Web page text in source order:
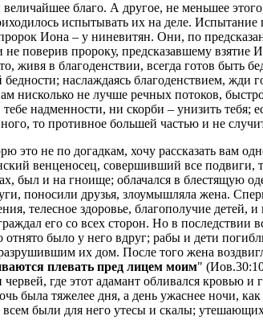
благо. А другое, не меньшее
испытывать их на деле.
Иона – у ниневитян. Они, по
поверив пророку, предсказавшему взятие
живя в благоденствии, всегда готов быть
наслаждаясь благоденствием, жди
нисколько не лучше речных потоков,
тебе надменности, ни скорби – унизить
то противное большей частью и не
это не по догадкам, хочу рассказать
венценосец, совершивший все
был и на гноище; облачался в блестящую
поносили друзья, злоумышляла жена.
телесное здоровье, благополучие
его со всех сторон. Но в последствии
было у него вдруг; рабы и дети
их дом. После того жена
плевать пред лицем моим"
где этот адамант обливался кровью
была тяжелее дня, а день ужаснее ночи,
были для него утесы и скалы;